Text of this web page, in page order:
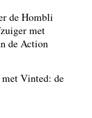
de Hombli
met
de Action
Vinted: de